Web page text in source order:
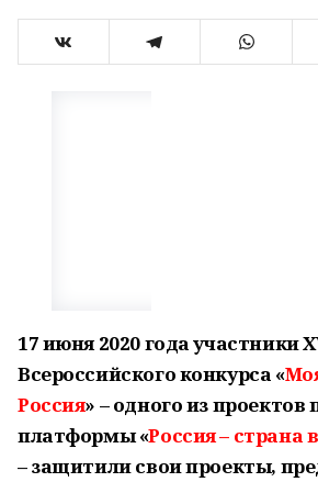
17 июня 2020 годаучастники
Всероссийского конкурса «
Россия» – одного из проектов
платформы «Россия – страна
– защитили свои проекты,